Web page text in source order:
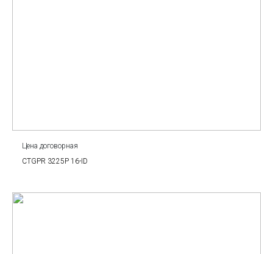
Цена договорная
CTGPR 3225P 16-ID